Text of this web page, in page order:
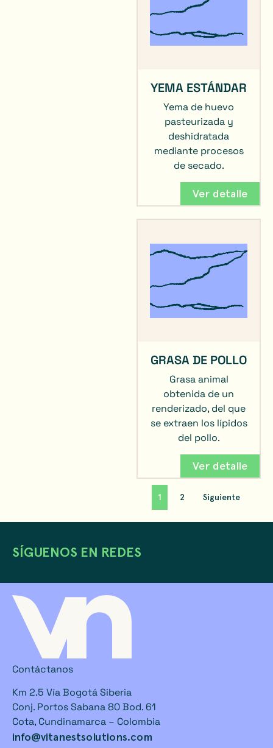
YEMA ESTÁNDAR
Yema de huevo
pasteurizada y
deshidratada
mediante procesos
de secado.
Ver detalle
GRASA DE POLLO
Grasa animal
obtenida de un
renderizado, del que
se extraen los lípidos
del pollo.
Ver detalle
1 2 Siguiente
SÍGUENOS EN REDES
Contáctanos
Km 2.5 Vía Bogotá Siberia
Conj. Portos Sabana 80 Bod. 61
Cota, Cundinamarca – Colombia
info@vitanestsolutions.com